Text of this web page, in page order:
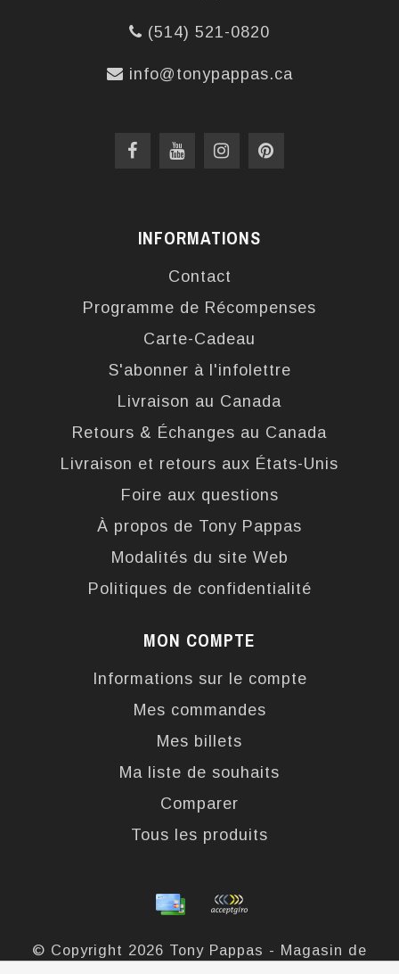
(514) 521-0820
info@tonypappas.ca
INFORMATIONS
Contact
Programme de Récompenses
Carte-Cadeau
S'abonner à l'infolettre
Livraison au Canada
Retours & Échanges au Canada
Livraison et retours aux États-Unis
Foire aux questions
À propos de Tony Pappas
Modalités du site Web
Politiques de confidentialité
MON COMPTE
Informations sur le compte
Mes commandes
Mes billets
Ma liste de souhaits
Comparer
Tous les produits
© Copyright 2026 Tony Pappas - Magasin de